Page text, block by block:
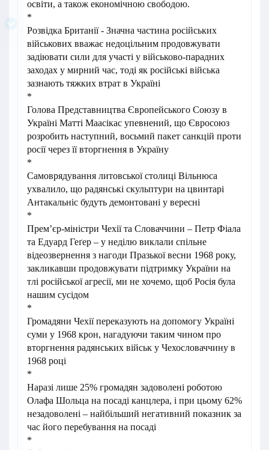
освіти, а також економічною свободою.
*
Розвідка Британії - Значна частина російських
військових вважає недоцільним продовжувати
задіювати сили для участі у військово-парадних
заходах у мирний час, тоді як російські війська
зазнають тяжких втрат в Україні
*
Голова Представництва Європейського Союзу в
Україні Матті Маасікас упевнений, що Євросоюз
розробить наступний, восьмий пакет санкцій проти
росії через її вторгнення в Україну
*
Самоврядування литовської столиці Вільнюса
ухвалило, що радянські скульптури на цвинтарі
Антакальніс будуть демонтовані у вересні
*
Прем’єр-міністри Чехії та Словаччини – Петр Фіала
та Едуард Геґер – у неділю виклали спільне
відеозвернення з нагоди Празької весни 1968 року,
закликавши продовжувати підтримку України на
тлі російської агресії, ми не хочемо, щоб Росія була
нашим сусідом
*
Громадяни Чехії переказують на допомогу Україні
суми у 1968 крон, нагадуючи таким чином про
вторгнення радянських військ у Чехословаччину в
1968 році
*
Наразі лише 25% громадян задоволені роботою
Олафа Шольца на посаді канцлера, і при цьому 62%
незадоволені – найбільший негативний показник за
час його перебування на посаді
*